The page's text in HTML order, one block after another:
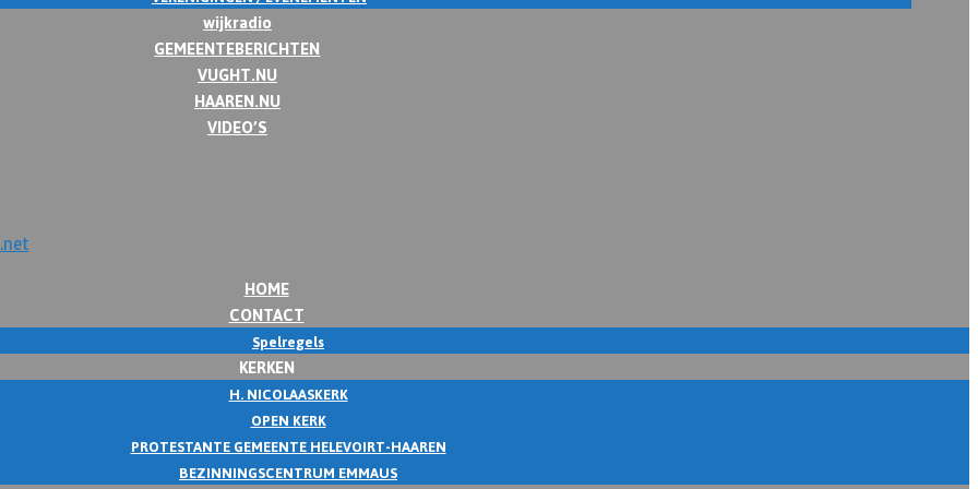
wijkradio
GEMEENTEBERICHTEN
VUGHT.NU
HAAREN.NU
VIDEO’S
HOME
CONTACT
Spelregels
KERKEN
H. NICOLAASKERK
OPEN KERK
PROTESTANTE GEMEENTE HELEVOIRT-HAAREN
BEZINNINGSCENTRUM EMMAUS